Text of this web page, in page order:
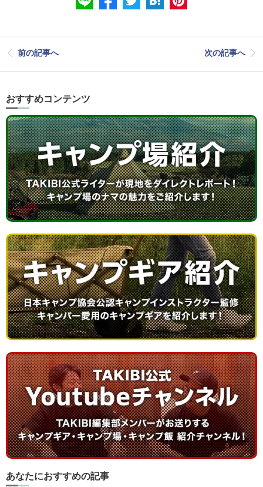
前の記事へ 次の記事へ
おすすめコンテンツ
あなたにおすすめの記事